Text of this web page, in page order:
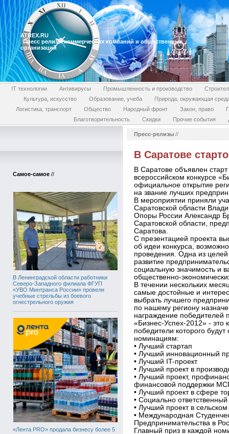
ATREX.RU
Пресс релизы коммерческих компаний и общественных
организаций
IT технологии Антивирусы Промышленность и производство
Культура, искусство
Образование, учеба
Природа, окружающая
Логистика, транспорт
Общество Народный фронт Закон, право
Благотворительность
Скидки Прочие события
Самое-самое //
В Ленинградской области работники
Северо-Западного филиала ФГУП
«УВО Минтранса России» провели
учебные стрельбы из боевого
огнестрельного оружия
«Лента PRO» продала бизнесу более 5
Пресс-релизы //
В Саратове
В Саратове объявлен
всероссийском конкурсе
официальное открытие
на звание лучших
В мероприятии приняли
Саратовской области
Опоры России Александр
Саратовской области,
Саратова.
С презентацией проекта
об идеи конкурса,
проведения. Одна из целей
развитие
социальную значимость и
общественно-
В течении нескольких
самые достойные и
выбрать лучшего
по нашему региону
награждение победителей
«Бизнес-Успех-2012» - это
победители которого
номинациям:
• Лучший стартап
• Лучший инновационный
• Лучший IT-проект
• Лучший проект в
• Лучший проект,
финансовой поддержки
• Лучший проект в сфере
• Социально
• Лучший проект в сельском
• Международная
Предпринимательства в
Главный приз в каждой